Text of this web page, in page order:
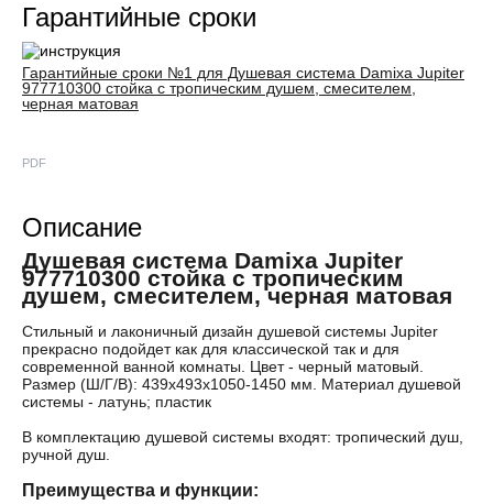
Гарантийные сроки
Гарантийные сроки №1 для Душевая система Damixa Jupiter
977710300 стойка с тропическим душем, смесителем,
черная матовая
PDF
Описание
Душевая система Damixa Jupiter
977710300 стойка с тропическим
душем, смесителем, черная матовая
Стильный и лаконичный дизайн душевой системы Jupiter
прекрасно подойдет как для классической так и для
современной ванной комнаты. Цвет - черный матовый.
Размер (Ш/Г/В): 439x493x1050-1450 мм. Материал душевой
системы - латунь; пластик
В комплектацию душевой системы входят: тропический душ,
ручной душ.
Преимущества и функции: